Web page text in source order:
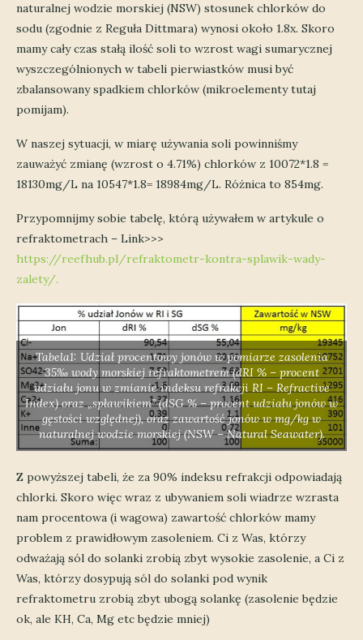
naturalnej wodzie morskiej (NSW) stosunek chlorków do
sodu (zgodnie z Reguła Dittmara) wynosi około 1.8x. Skoro
mamy cały czas stałą ilość soli to wzrost wagi sumarycznej
wyszczególnionych w tabeli pierwiastków musi być
zbalansowany spadkiem chlorków (mikroelementy tutaj
pomijam).
W naszej sytuacji, w miarę używania soli powinniśmy
zauważyć zmianę (wzrost o 4.71%) chlorków z 10072*1.8 =
18130mg/L na 10547*1.8= 18984mg/L. Różnica to 854mg.
Przypomnijmy sobie tabelę, którą używałem w artykule o
refraktometrach – Link>>>
https://reefhub.pl/refraktometr-kontra-splawik-wady-
zalety/.
Tabela1: Udział procentowy jonów w pomiarze zasolenia
35‰ wody morskiej refraktometrem (dRI % – procent
udziału jonu w zmianie indeksu refrakcji RI – Refractive
Index) oraz „spławikiem” (dSG % – procent udziału jonów w
gęstości względnej), oraz zawartość jonów w mg/kg w
naturalnej wodzie morskiej (NSW – Natural Seawater).
Z powyższej tabeli, że za 90% indeksu refrakcji odpowiadają
chlorki. Skoro więc wraz z ubywaniem soli wiadrze wzrasta
nam procentowa (i wagowa) zawartość chlorków mamy
problem z prawidłowym zasoleniem. Ci z Was, którzy
odważają sól do solanki zrobią zbyt wysokie zasolenie, a Ci z
Was, którzy dosypują sól do solanki pod wynik
refraktometru zrobią zbyt ubogą solankę (zasolenie będzie
ok, ale KH, Ca, Mg etc będzie mniej)